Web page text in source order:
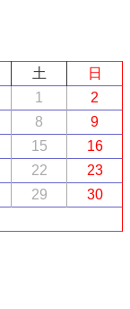
土
日
1
2
8
9
15
16
22
23
29
30